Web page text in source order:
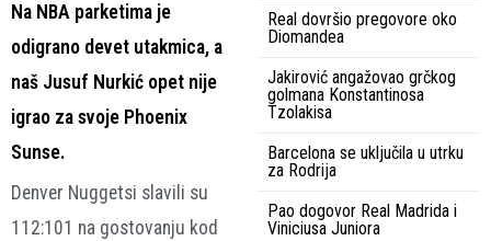
Na NBA parketima je
odigrano devet utakmica, a
naš Jusuf Nurkić opet nije
igrao za svoje Phoenix
Sunse.
Denver Nuggetsi slavili su
112:101 na gostovanju kod
Real dovršio pregovore oko
Diomandea
Jakirović angažovao grčkog
golmana Konstantinosa
Tzolakisa
Barcelona se uključila u utrku
za Rodrija
Pao dogovor Real Madrida i
Viniciusa Juniora